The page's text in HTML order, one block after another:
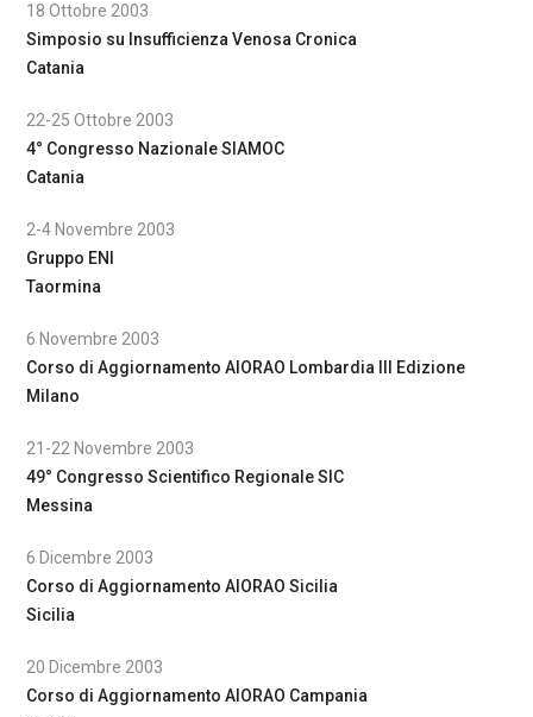
18 Ottobre 2003
Simposio su Insufficienza Venosa Cronica
Catania
22-25 Ottobre 2003
4° Congresso Nazionale SIAMOC
Catania
2-4 Novembre 2003
Gruppo ENI
Taormina
6 Novembre 2003
Corso di Aggiornamento AIORAO Lombardia III Edizione
Milano
21-22 Novembre 2003
49° Congresso Scientifico Regionale SIC
Messina
6 Dicembre 2003
Corso di Aggiornamento AIORAO Sicilia
Sicilia
20 Dicembre 2003
Corso di Aggiornamento AIORAO Campania